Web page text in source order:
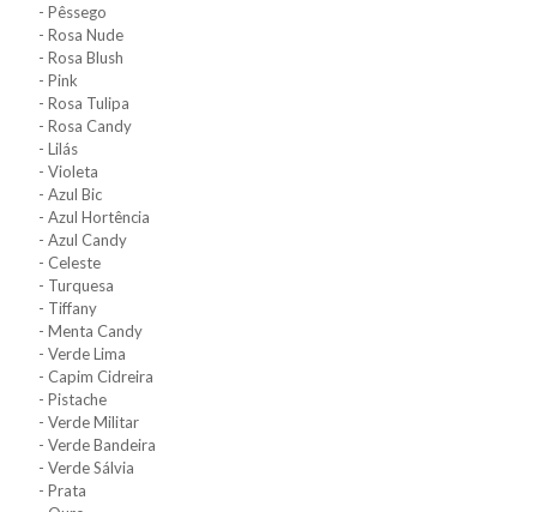
- Pêssego
- Rosa Nude
- Rosa Blush
- Pink
- Rosa Tulipa
- Rosa Candy
- Lilás
- Violeta
- Azul Bic
- Azul Hortência
- Azul Candy
- Celeste
- Turquesa
- Tiffany
- Menta Candy
- Verde Lima
- Capim Cidreira
- Pistache
- Verde Militar
- Verde Bandeira
- Verde Sálvia
- Prata